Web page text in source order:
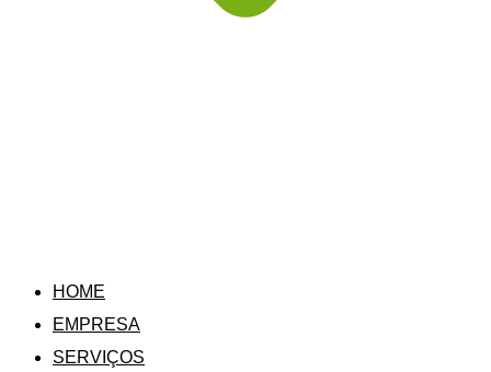
HOME
EMPRESA
SERVIÇOS